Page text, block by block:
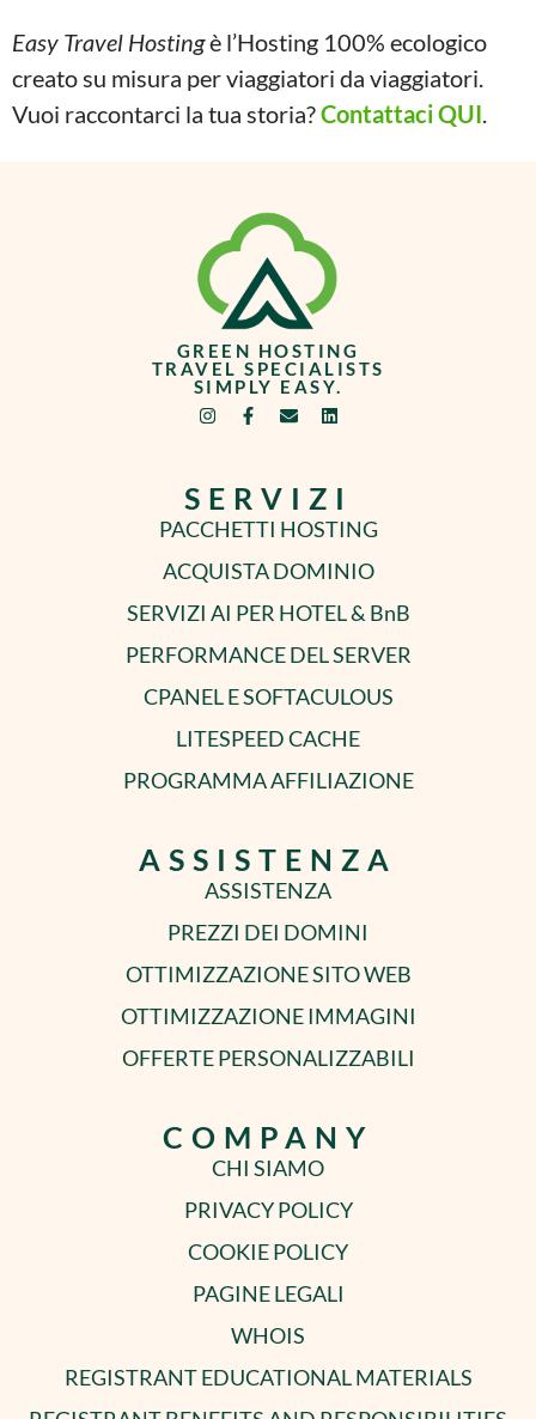
Easy Travel Hostingè l’Hosting 100% ecologico
creato su misura per viaggiatori da viaggiatori.
Vuoi raccontarci la tua storia?Contattaci QUI.
GREEN HOSTING
TRAVEL SPECIALISTS
SIMPLY EASY.
SERVIZI
PACCHETTI HOSTING
ACQUISTA DOMINIO
SERVIZI AI PER HOTEL & BnB
PERFORMANCE DEL SERVER
CPANEL E SOFTACULOUS
LITESPEED CACHE
PROGRAMMA AFFILIAZIONE
ASSISTENZA
ASSISTENZA
PREZZI DEI DOMINI
OTTIMIZZAZIONE SITO WEB
OTTIMIZZAZIONE IMMAGINI
OFFERTE PERSONALIZZABILI
COMPANY
CHI SIAMO
PRIVACY POLICY
COOKIE POLICY
PAGINE LEGALI
WHOIS
REGISTRANT EDUCATIONAL MATERIALS